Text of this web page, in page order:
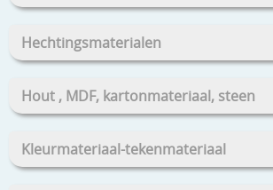
Hechtingsmaterialen
Hout , MDF, kartonmateriaal, steen
Kleurmateriaal-tekenmateriaal